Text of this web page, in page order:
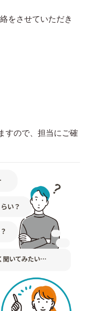
をさせていただき
すので、担当にご確